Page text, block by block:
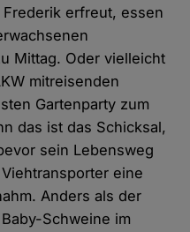
erfreut, essen
Mittag. Oder vielleicht
mitreisenden
Gartenparty zum
das ist das Schicksal,
sein Lebensweg
eine
Anders als der
Schweine im